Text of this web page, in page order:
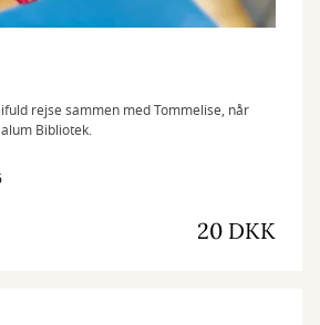
rejse sammen med Tommelise, når
Bibliotek.
20 DKK